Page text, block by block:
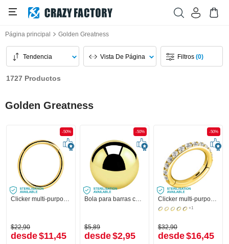
Página principal Golden Greatness
Tendencia Vista De Página Filtros(0)
1727 Productos
Golden Greatness
-50%
Clicker multi-purpose (acero quirúrgico, chapado en oro, acabado brillante)
$22,90
desde$11,45
-50%
Bola para barras con rosca (acero quirúrgico, chapado en oro, acabado brillante)
$5,89
desde$2,95
-50%
Clicker multi-purpose (acero quirúrgico, chapado en oro, acabado brillante) con brillantes
+1
$32,90
desde$16,45